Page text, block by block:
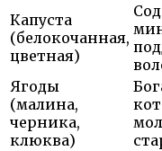
Капуста
(белокочанная,
цветная)
Ягоды
(малина,
черника,
клюква)